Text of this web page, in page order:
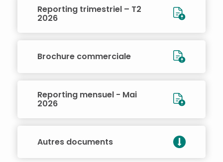
Reporting trimestriel – T2
2026
Brochure commerciale
Reporting mensuel - Mai
2026
Autres documents